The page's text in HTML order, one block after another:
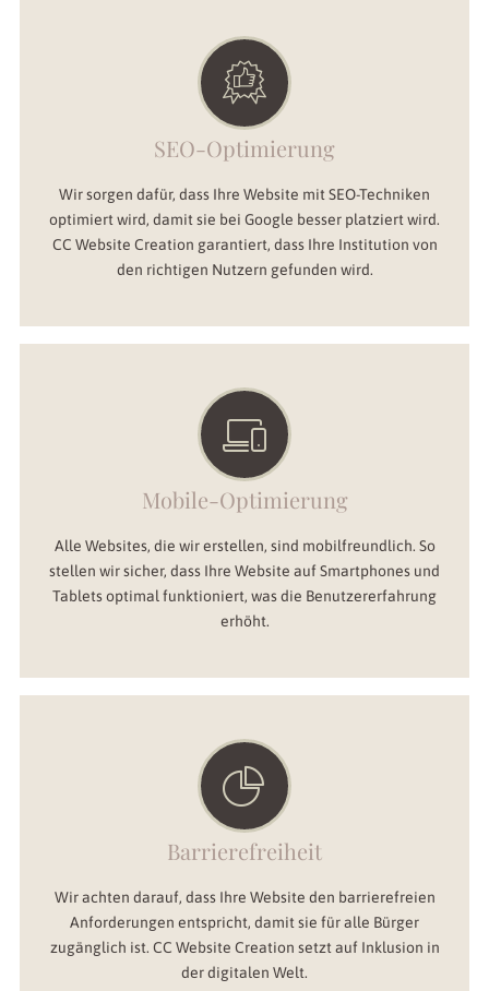
SEO-Optimierung
Wir sorgen dafür, dass Ihre Website mit SEO-Techniken
optimiert wird, damit sie bei Google besser platziert wird.
CC Website Creation garantiert, dass Ihre Institution von
den richtigen Nutzern gefunden wird.
Mobile-Optimierung
Alle Websites, die wir erstellen, sind mobilfreundlich. So
stellen wir sicher, dass Ihre Website auf Smartphones und
Tablets optimal funktioniert, was die Benutzererfahrung
erhöht.
Barrierefreiheit
Wir achten darauf, dass Ihre Website den barrierefreien
Anforderungen entspricht, damit sie für alle Bürger
zugänglich ist. CC Website Creation setzt auf Inklusion in
der digitalen Welt.